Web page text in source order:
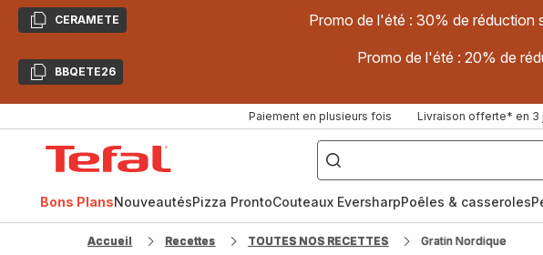
CopierCERAMETE Promo de l'été : 30% de réduction
CopierBBQETE26
Promo de l'été : 20% de
Paiement en plusieurs fois Livraison offerte* en 3
["Poêles
inox,
Cake
Factory,
Bons PlansNouveautésPizza ProntoCouteaux EversharpPoêles & casseroles
Accueil Recettes TOUTES NOS RECETTES Gratin Nordique